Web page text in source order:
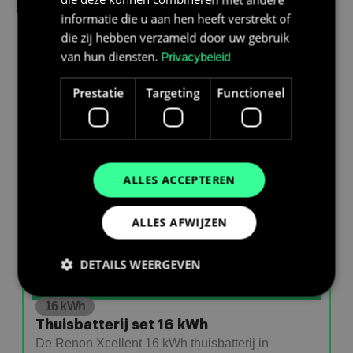
16 kWh
Thuisbatterij set 16 kWh
De Renon Xcellent 16 kWh thuisbatterij in
informatie die u aan hen heeft verstrekt of
die zij hebben verzameld door uw gebruik
van hun diensten. Privacybeleid
Prestatie Targeting Functioneel
ALLES ACCEPTEREN
ALLES AFWIJZEN
DETAILS WEERGEVEN
Prestatie Targeting